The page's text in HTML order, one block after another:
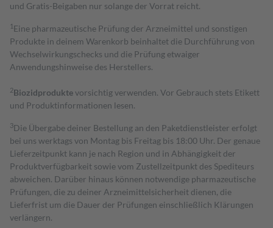
und Gratis-Beigaben nur solange der Vorrat reicht.
1 Eine pharmazeutische Prüfung der Arzneimittel und sonstigen
Produkte in deinem Warenkorb beinhaltet die Durchführung von
Wechselwirkungschecks und die Prüfung etwaiger
Anwendungshinweise des Herstellers.
2Biozidproduktevorsichtig verwenden. Vor Gebrauch stets Etikett
und Produktinformationen lesen.
3Die Übergabe deiner Bestellung an den Paketdienstleister erfolgt
bei uns werktags von Montag bis Freitag bis 18:00 Uhr. Der genaue
Lieferzeitpunkt kann je nach Region und in Abhängigkeit der
Produktverfügbarkeit sowie vom Zustellzeitpunkt des Spediteurs
abweichen. Darüber hinaus können notwendige pharmazeutische
Prüfungen, die zu deiner Arzneimittelsicherheit dienen, die
Lieferfrist um die Dauer der Prüfungen einschließlich Klärungen
verlängern.